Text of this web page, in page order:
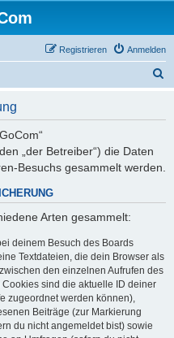
Anmelden
Registrieren
„der Betreiber“) die Daten
Besuchs gesammelt werden.
Arten gesammelt:
deinem Besuch des Boards
Textdateien, die dein Browser als
den einzelnen Aufrufen des
sind die aktuelle ID deiner
zugeordnet werden können),
Beiträge (zur Markierung
du nicht angemeldet bist) sowie